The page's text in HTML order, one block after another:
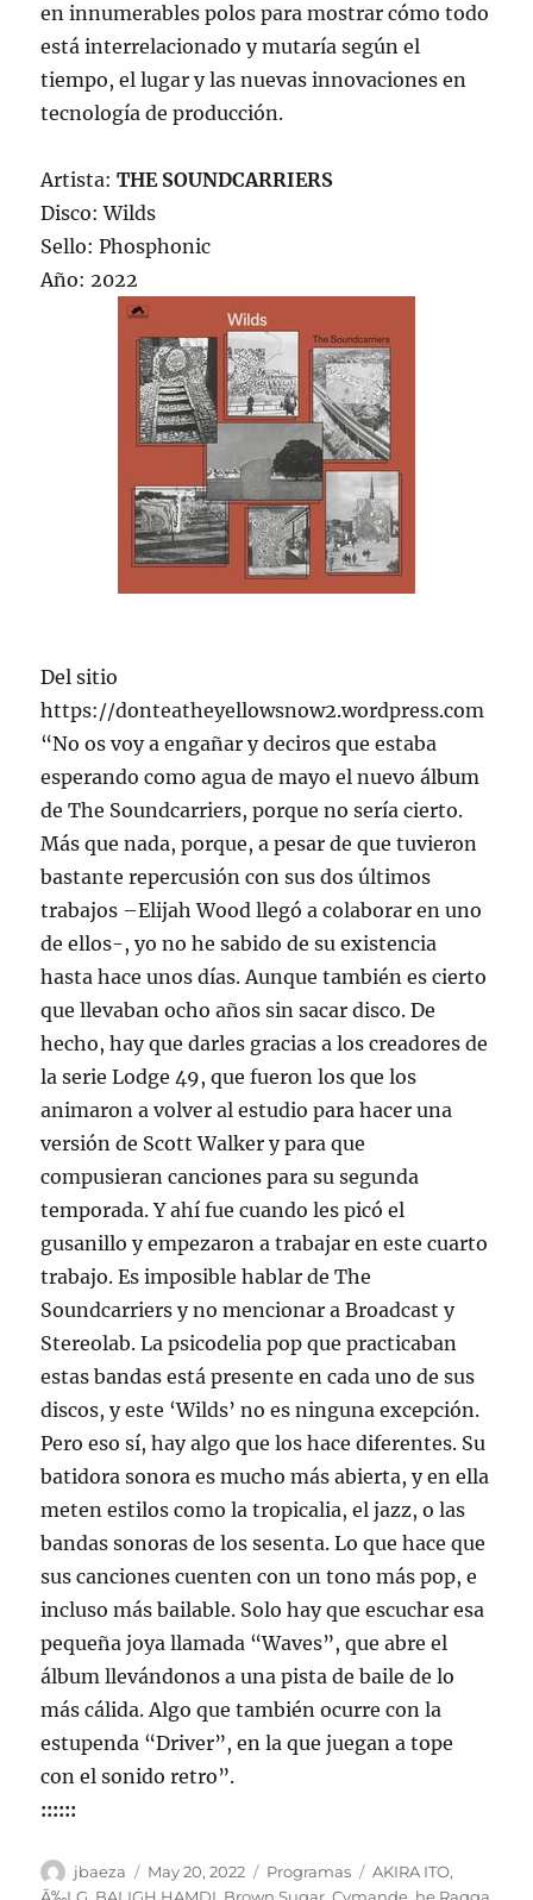
en innumerables polos para mostrar cómo todo
está interrelacionado y mutaría según el
tiempo, el lugar y las nuevas innovaciones en
tecnología de producción.
Artista:THE SOUNDCARRIERS
Disco: Wilds
Sello: Phosphonic
Año: 2022
Del sitio
https://donteatheyellowsnow2.wordpress.com
“No os voy a engañar y deciros que estaba
esperando como agua de mayo el nuevo álbum
de The Soundcarriers, porque no sería cierto.
Más que nada, porque, a pesar de que tuvieron
bastante repercusión con sus dos últimos
trabajos –Elijah Wood llegó a colaborar en uno
de ellos-, yo no he sabido de su existencia
hasta hace unos días. Aunque también es cierto
que llevaban ocho años sin sacar disco. De
hecho, hay que darles gracias a los creadores de
la serie Lodge 49, que fueron los que los
animaron a volver al estudio para hacer una
versión de Scott Walker y para que
compusieran canciones para su segunda
temporada. Y ahí fue cuando les picó el
gusanillo y empezaron a trabajar en este cuarto
trabajo. Es imposible hablar de The
Soundcarriers y no mencionar a Broadcast y
Stereolab. La psicodelia pop que practicaban
estas bandas está presente en cada uno de sus
discos, y este ‘Wilds’ no es ninguna excepción.
Pero eso sí, hay algo que los hace diferentes. Su
batidora sonora es mucho más abierta, y en ella
meten estilos como la tropicalia, el jazz, o las
bandas sonoras de los sesenta. Lo que hace que
sus canciones cuenten con un tono más pop, e
incluso más bailable. Solo hay que escuchar esa
pequeña joya llamada “Waves”, que abre el
álbum llevándonos a una pista de baile de lo
más cálida. Algo que también ocurre con la
estupenda “Driver”, en la que juegan a tope
con el sonido retro”.
::::::
Author
jbaeza
Posted
on
May 20, 2022 Categories
Programas Tags
AKIRA ITO,